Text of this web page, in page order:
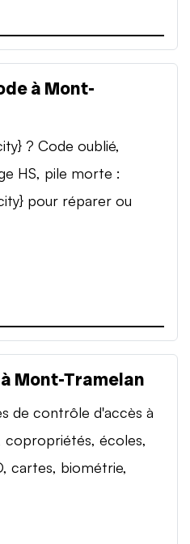
à Mont-
? Code oublié,
HS, pile morte :
pour réparer ou
Mont-Tramelan
de contrôle d'accès à
copropriétés, écoles,
cartes, biométrie,